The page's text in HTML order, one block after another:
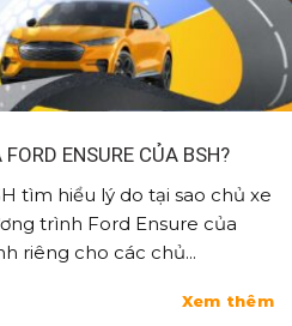
ENSURE CỦA BSH?
tìm hiểu lý do tại sao chủ xe
trình Ford Ensure của
riêng cho các chủ...
Xem thêm